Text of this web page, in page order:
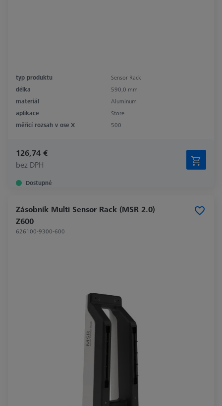
typ produktu
Sensor Rack
délka
590,0 mm
materiál
Aluminum
aplikace
Store
měřicí rozsah v ose X
500
126,74 €
bez DPH
Dostupné
Zásobník Multi Sensor Rack (MSR 2.0)
Z600
626100-9300-600